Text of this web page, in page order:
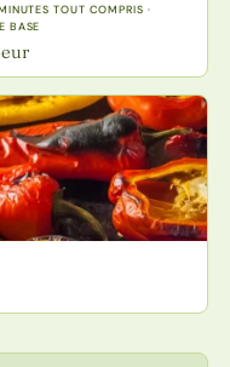
TOUT COMPRIS ·
BASE